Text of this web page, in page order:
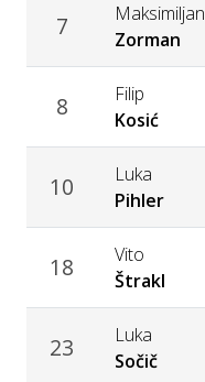
7
Maksimiljan
Zorman
8
Filip
Kosić
10
Luka
Pihler
18
Vito
Štrakl
23
Luka
Sočič